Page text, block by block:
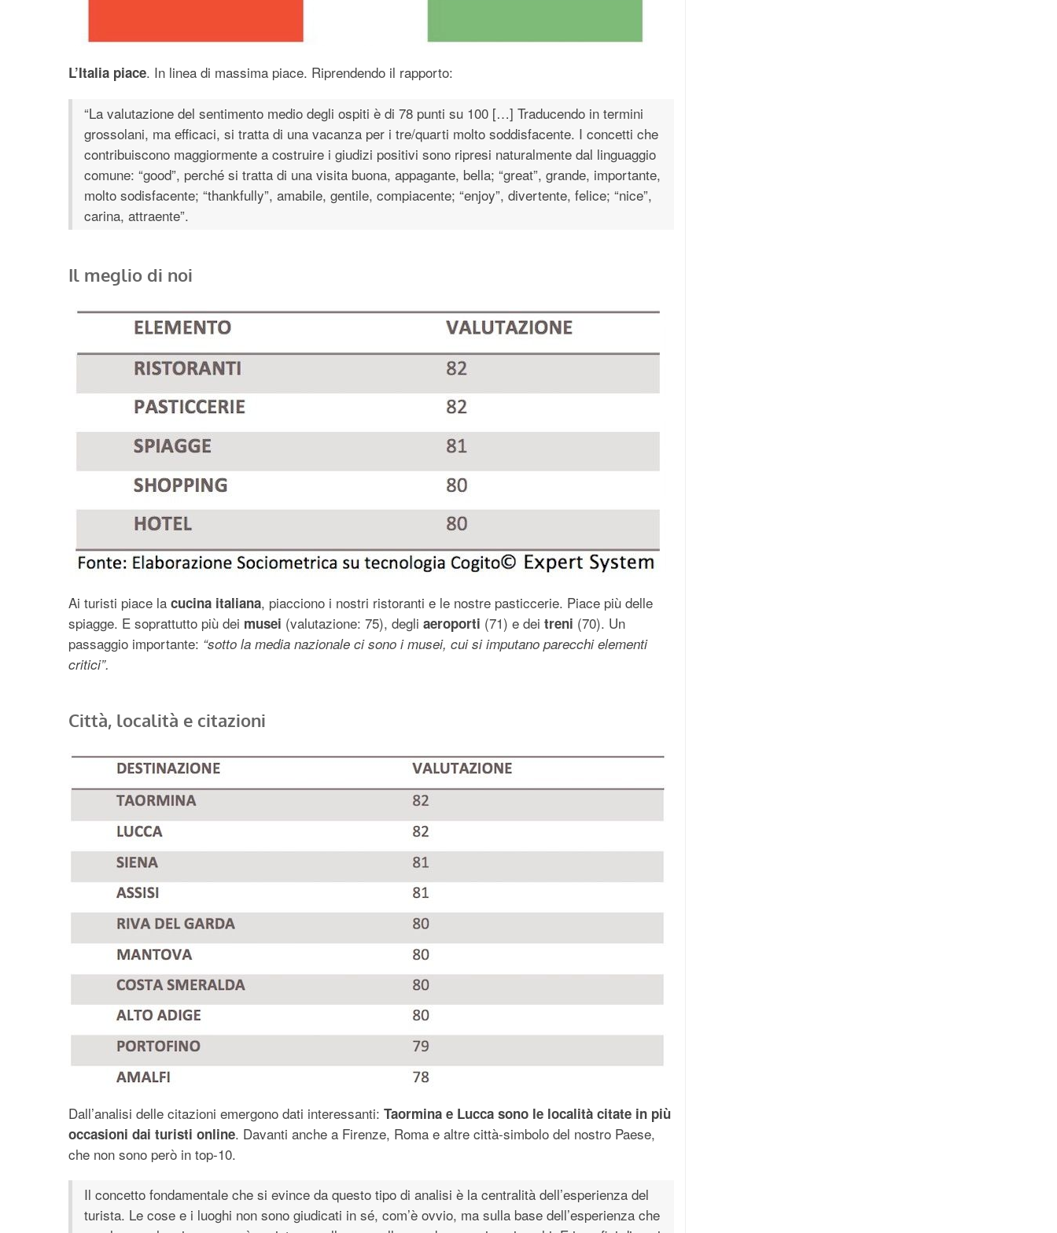
L’Italia piace. In linea di massima piace. Riprendendo il rapporto:
“La valutazione del sentimento medio degli ospiti è di 78 punti su 100 […] Traducendo in termini
grossolani, ma efficaci, si tratta di una vacanza per i tre/quarti molto soddisfacente. I concetti che
contribuiscono maggiormente a costruire i giudizi positivi sono ripresi naturalmente dal linguaggio
comune: “good”, perché si tratta di una visita buona, appagante, bella; “great”, grande, importante,
molto sodisfacente; “thankfully”, amabile, gentile, compiacente; “enjoy”, divertente, felice; “nice”,
carina, attraente”.
Il meglio di noi
Ai turisti piace la cucina italiana, piacciono i nostri ristoranti e le nostre pasticcerie. Piace più delle
spiagge. E soprattutto più dei musei (valutazione: 75), degli aeroporti (71) e dei treni (70). Un
passaggio importante: “sotto la media nazionale ci sono i musei, cui si imputano parecchi elementi
critici”.
Città, località e citazioni
Dall’analisi delle citazioni emergono dati interessanti: Taormina e Lucca sono le località citate in più
occasioni dai turisti online. Davanti anche a Firenze, Roma e altre città-simbolo del nostro Paese,
che non sono però in top-10.
Il concetto fondamentale che si evince da questo tipo di analisi è la centralità dell’esperienza del
turista. Le cose e i luoghi non sono giudicati in sé, com’è ovvio, ma sulla base dell’esperienza che